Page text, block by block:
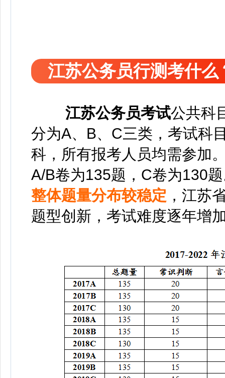
江苏公务员行测考什么
江苏公务员考试公共科
分为A、B、C三类，考试科
科，所有报考人员均需参加
A/B卷为135题，C卷为130
整体题量分布较稳定 ，江苏
题型创新，考试难度逐年增